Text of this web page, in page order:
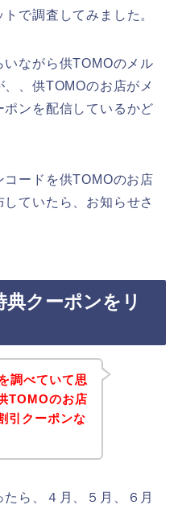
で調査してみました。
ながら供TOMOのメル
、供TOMOのお店がメ
ンを配信しているかど
ードを供TOMOのお店
ていたら、お知らせさ
クーポンをリ
調べていて思
TOMOのお店
引クーポンな
ら、４月、５月、６月